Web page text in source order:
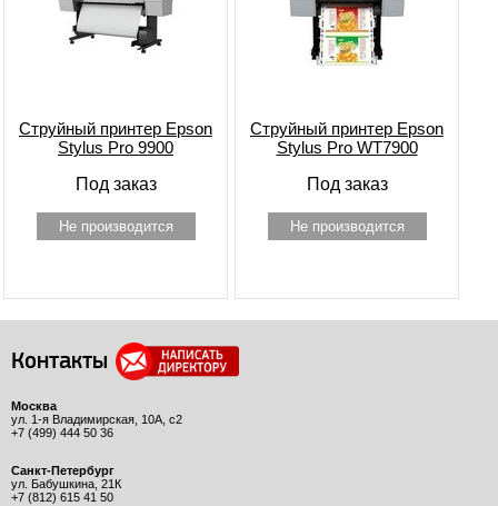
Струйный принтер Epson
Stylus Pro 9900
Под заказ
Не производится
Струйный принтер Epson
Stylus Pro WT7900
Под заказ
Не производится
Контакты
Москва
ул. 1-я Владимирская, 10А, с2
+7 (499) 444 50 36
Санкт-Петербург
ул. Бабушкина, 21К
+7 (812) 615 41 50